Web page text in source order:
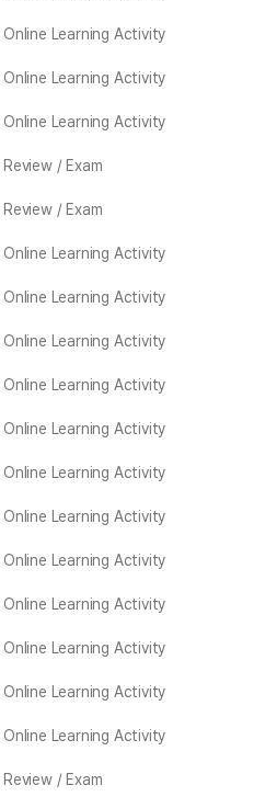
Online Learning Activity
Online Learning Activity
Online Learning Activity
Review / Exam
Review / Exam
Online Learning Activity
Online Learning Activity
Online Learning Activity
Online Learning Activity
Online Learning Activity
Online Learning Activity
Online Learning Activity
Online Learning Activity
Online Learning Activity
Online Learning Activity
Online Learning Activity
Online Learning Activity
Review / Exam